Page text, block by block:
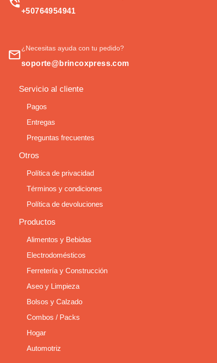
+50764954941
¿Necesitas ayuda con tu pedido?
soporte@brincoxpress.com
Servicio al cliente
Pagos
Entregas
Preguntas frecuentes
Otros
Política de privacidad
Términos y condiciones
Política de devoluciones
Productos
Alimentos y Bebidas
Electrodomésticos
Ferretería y Construcción
Aseo y Limpieza
Bolsos y Calzado
Combos / Packs
Hogar
Automotriz